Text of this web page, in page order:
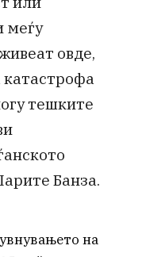
меѓу
овде,
катастрофа
тешките
Банза.
на